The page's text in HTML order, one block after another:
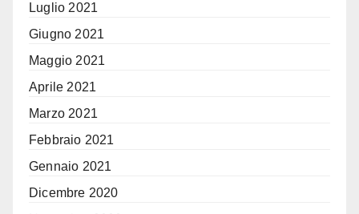
Luglio 2021
Giugno 2021
Maggio 2021
Aprile 2021
Marzo 2021
Febbraio 2021
Gennaio 2021
Dicembre 2020